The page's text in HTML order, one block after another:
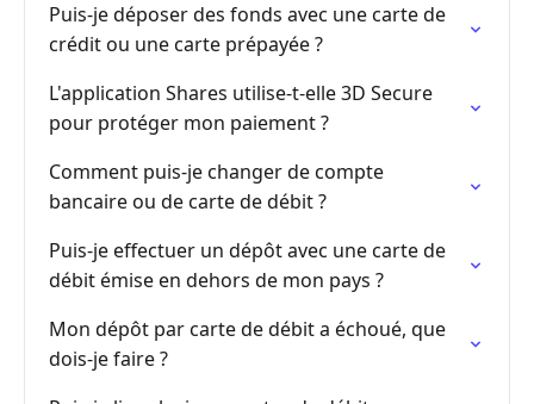
Puis-je déposer des fonds avec une carte de
crédit ou une carte prépayée ?
L'application Shares utilise-t-elle 3D Secure
pour protéger mon paiement ?
Comment puis-je changer de compte
bancaire ou de carte de débit ?
Puis-je effectuer un dépôt avec une carte de
débit émise en dehors de mon pays ?
Mon dépôt par carte de débit a échoué, que
dois-je faire ?